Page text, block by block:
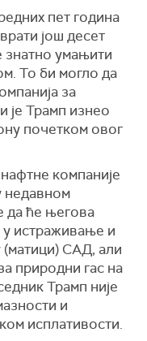
пет година
још десет
знатно умањити
То би могло да
за
је Трамп изнео
почетком овог
компаније
недавном
да ће његова
у истраживање и
(матици) САД, али
природни гас на
Трамп није
и
исплативости.